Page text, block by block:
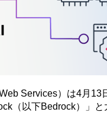
Services）は4月13
（以下Bedrock）」